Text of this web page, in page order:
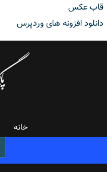
قاب عکس
دانلود افزونه های وردپرس
خانه